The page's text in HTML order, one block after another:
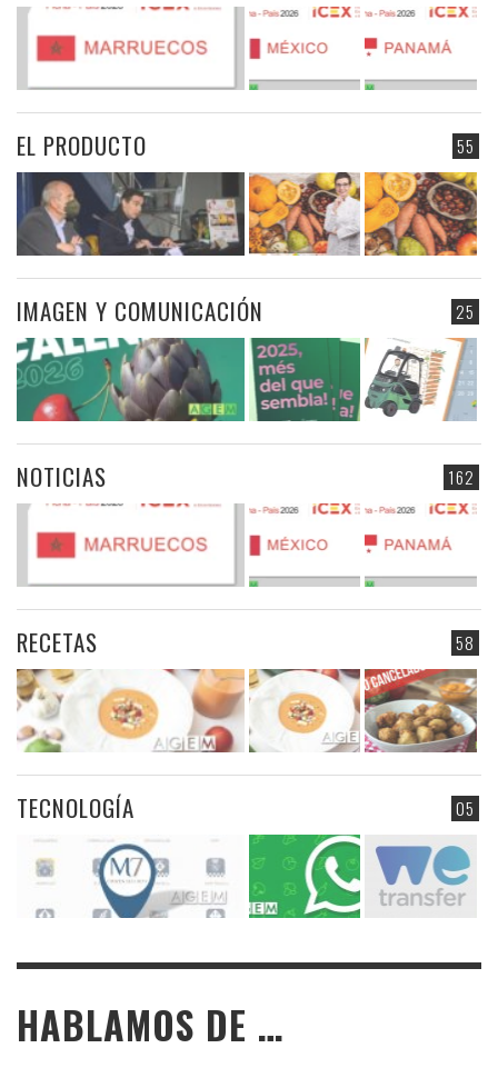
55
EL PRODUCTO
25
IMAGEN Y COMUNICACIÓN
162
NOTICIAS
58
RECETAS
05
TECNOLOGÍA
HABLAMOS DE …